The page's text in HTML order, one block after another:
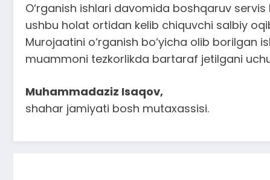
O‘rganish ishlari davomida boshqaruv
ushbu holat ortidan kelib chiquvchi salbiy
Murojaatini o‘rganish bo‘yicha olib borilgan
muammoni tezkorlikda bartaraf jetilgani
Muhammadaziz Isaqov,
shahar jamiyati bosh mutaxassisi.